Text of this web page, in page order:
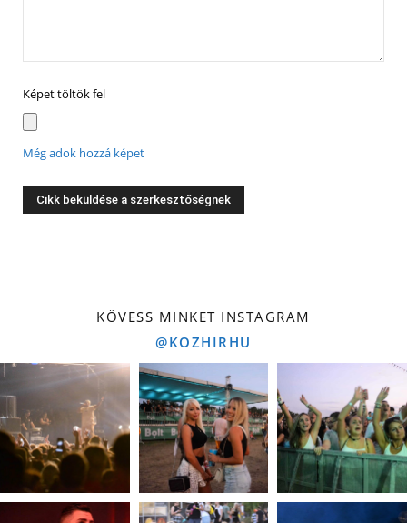
Képet töltök fel
Még adok hozzá képet
KÖVESS MINKET INSTAGRAM
@KOZHIRHU